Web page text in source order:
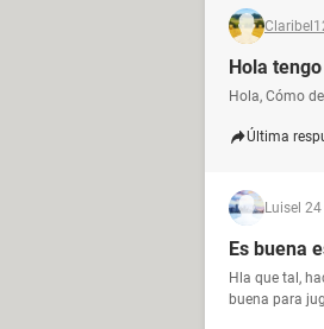
Hola
Hola, Cómo
Última
Luisel
Es buena
Hla que tal,
buena para